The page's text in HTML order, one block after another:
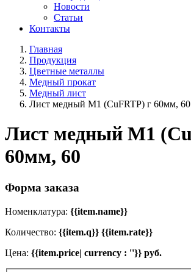
Новости
Статьи
Контакты
Главная
Продукция
Цветные металлы
Медный прокат
Медный лист
Лист медный М1 (CuFRTP) г 60мм, 60
Лист медный М1
60мм, 60
Форма заказа
Номенклатура: {{item.name}}
Количество: {{item.q}} {{item.rate}}
Цена: {{item.price| currency : ''}} руб.